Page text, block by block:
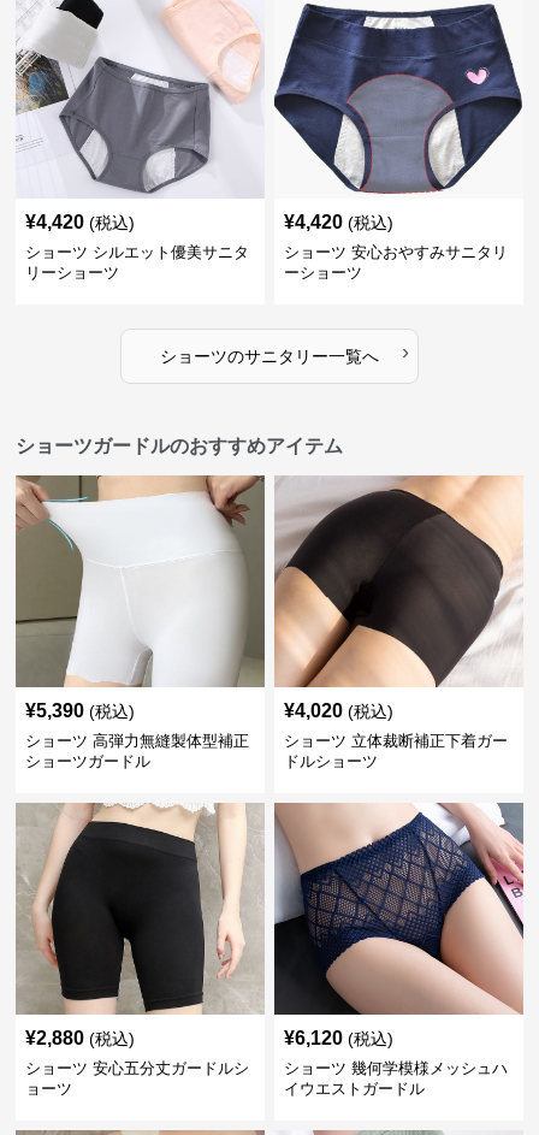
¥4,420 (税込)
ショーツ シルエット優美サニタ
リーショーツ
¥4,420 (税込)
ショーツ 安心おやすみサニタリ
ーショーツ
ショーツのサニタリー一覧へ ›
ショーツガードルのおすすめアイテム
¥5,390 (税込)
ショーツ 高弾力無縫製体型補正
ショーツガードル
¥4,020 (税込)
ショーツ 立体裁断補正下着ガー
ドルショーツ
¥2,880 (税込)
ショーツ 安心五分丈ガードルシ
ョーツ
¥6,120 (税込)
ショーツ 幾何学模様メッシュハ
イウエストガードル